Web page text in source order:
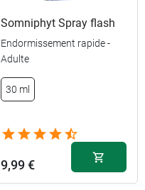
comprimés
Somniphyt Spray flash
Endormissement rapide -
Adulte
30 ml
9,99 €